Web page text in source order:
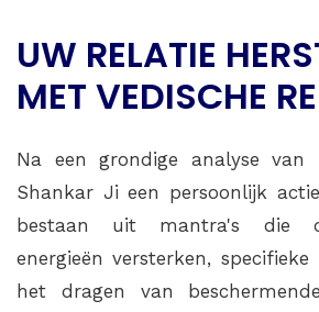
UW RELATIE
MET VEDISCHE
Na een grondige analyse
Shankar Ji een persoonlijk
bestaan uit mantra's die
energieën versterken,
het dragen van